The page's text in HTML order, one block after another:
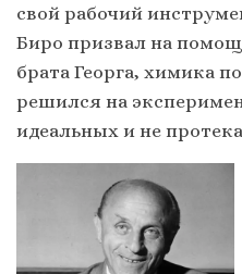
свой рабочий
Биро призвал на
брата Георга, химика
решился на
идеальных и не